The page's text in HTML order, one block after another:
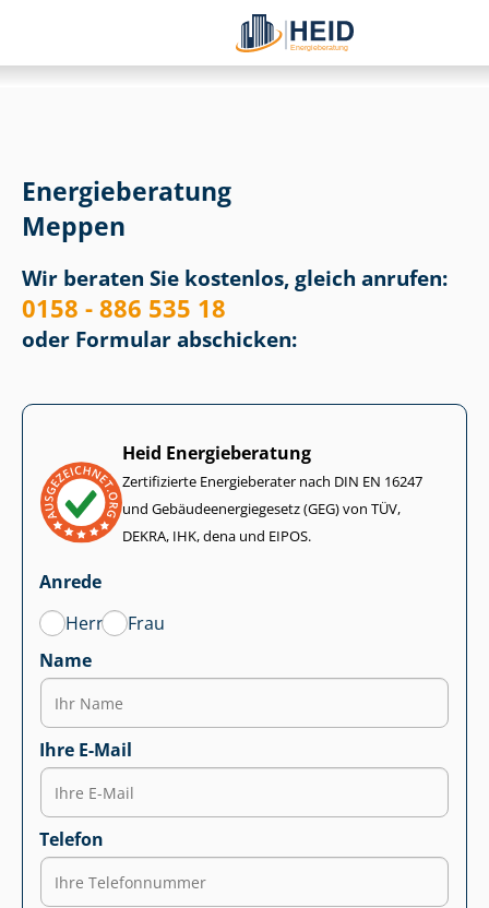
Energieberatung
Meppen
Wir beraten Sie kostenlos, gleich anrufen:
0158 - 886 535 18
oder Formular abschicken:
Heid Energieberatung
Zertifizierte Energieberater nach DIN EN 16247
und Ge­bäu­de­en­er­gie­ge­setz (GEG) von TÜV,
DEKRA, IHK, dena und EIPOS.
Anrede
Herr
Frau
Name
Ihre E-Mail
Telefon